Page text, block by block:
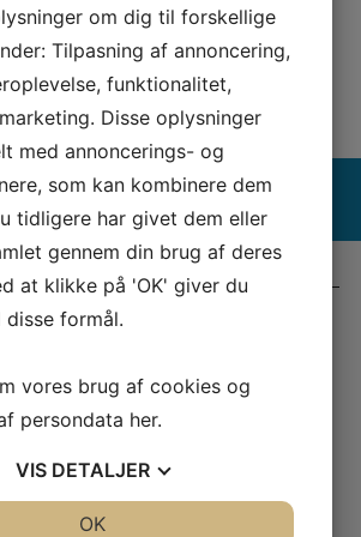
DAGES RETURRET
SYMASKINETORVET
🏠
om dig til forskellige
Tilpasning af annoncering,
funktionalitet,
Disse oplysninger
med annoncerings- og
som kan kombinere dem
tidligere har givet dem eller
gennem din brug af deres
at klikke på 'OK' giver du
formål.
vores brug af cookies og
persondata her.
VIS DETALJER
OK